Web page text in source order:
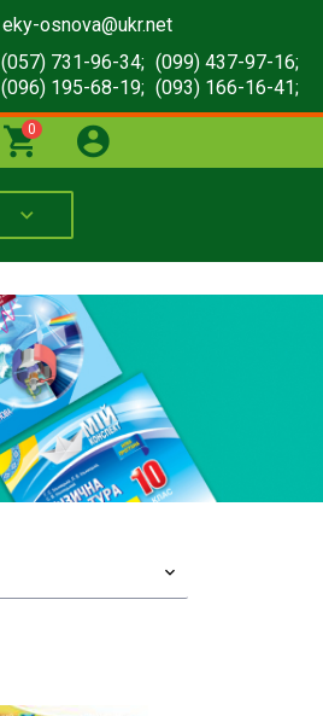
eky-osnova@ukr.net
(057) 731-96-34; (099) 437-97-16;
(096) 195-68-19; (093) 166-16-41;
0
▾